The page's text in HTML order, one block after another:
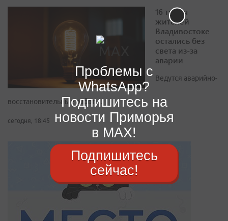
16 тысяч
жителей
Владивостоке
остались без
света из-за
аварии
Ведутся аварийно-
восстановительные работы.
сегодня, 18:45
Проблемы с
WhatsApp?
Подпишитесь на
новости Приморья
в MAX!
Подпишитесь
сейчас!